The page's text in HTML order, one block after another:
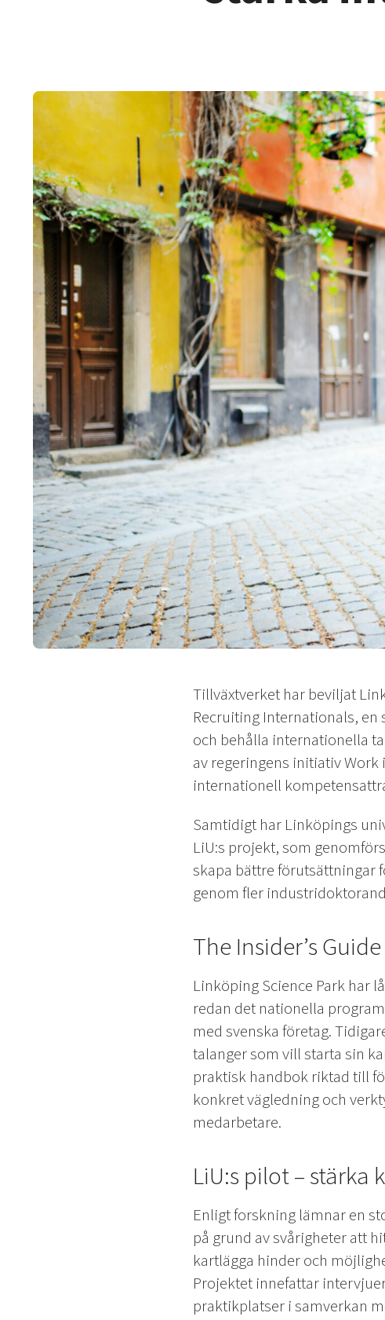
Tillväxtverket har beviljat
Recruiting Internationals,
och behålla internationella
av regeringens initiativ
internationell
Samtidigt har Linköpings
LiU:s projekt, som
skapa bättre förutsättningar
genom fler
The Insider’s
Linköping Science Park har
redan det nationella
med svenska företag.
talanger som vill starta sin
praktisk handbok riktad till
konkret vägledning och
medarbetare.
LiU:s pilot –
Enligt forskning lämnar en
på grund av svårigheter att
kartlägga hinder och
Projektet innefattar
praktikplatser i samverkan